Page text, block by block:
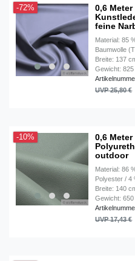
-72%
0,6
feine
Material: 85
Baumwolle
Breite: 137
Gewicht: 825
UVP 25,80 €
-10%
0,6
outdoor
Material: 86
Polyester / 4
Breite: 140
Gewicht: 650
UVP 17,43 €